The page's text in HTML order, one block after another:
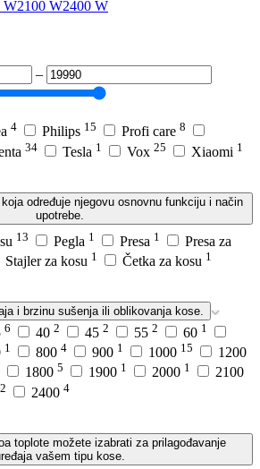
W2100 W2400 W
–
4 Philips 15 Profi care 8
34 Tesla 1 Vox 25 Xiaomi 1
određuje njegovu osnovnu funkciju i način
upotrebe.
13 Pegla 1 Presa 1
Presa za
Stajler za kosu 1 Četka za kosu 1
i brzinu sušenja ili oblikovanja kose.
6 40 2 45 2 55 2 60 1
1 800 4 900 1 1000 15 1200
1800 5 1900 1 2000 1 2100
2 2400 4
toplote možete izabrati za prilagođavanje
vašem tipu kose.